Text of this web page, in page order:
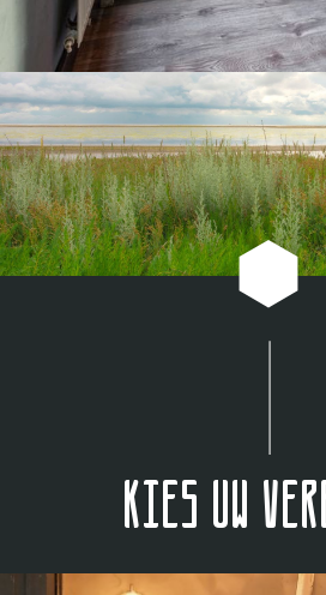
Kies uw